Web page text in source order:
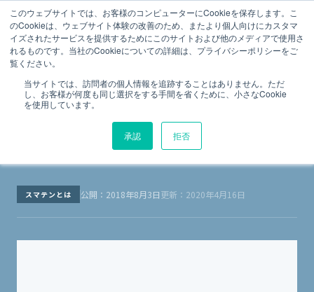
このウェブサイトでは、お客様のコンピューターにCookieを保存します。こ
のCookieは、ウェブサイト体験の改善のため、またより個人向けにカスタマ
イズされたサービスを提供するためにこのサイトおよび他のメディアで使用さ
れるものです。当社のCookieについての詳細は、プライバシーポリシーをご
覧ください。
当サイトでは、訪問者の個人情報を追跡することはありません。ただ
し、お客様が何度も同じ選択をする手間を省くために、小さなCookie
を使用しています。
承認 拒否
法令点検の総合プラットフォーム
スマテンMagazine
Menu
スマテンとは
5分で分かる、消防点検の実態
5分で分かる、消防点検の実態
スマテンとは 公開：2018年8月3日更新：2020年4月16日